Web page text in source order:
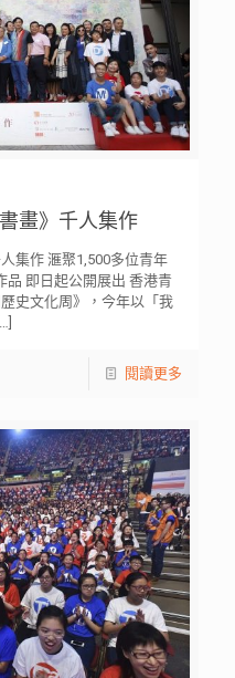
畫》千人集作
集作 滙聚1,500多位青年
即日起公開展出 香港青
史文化周》，今年以「我
[…]
閱讀更多